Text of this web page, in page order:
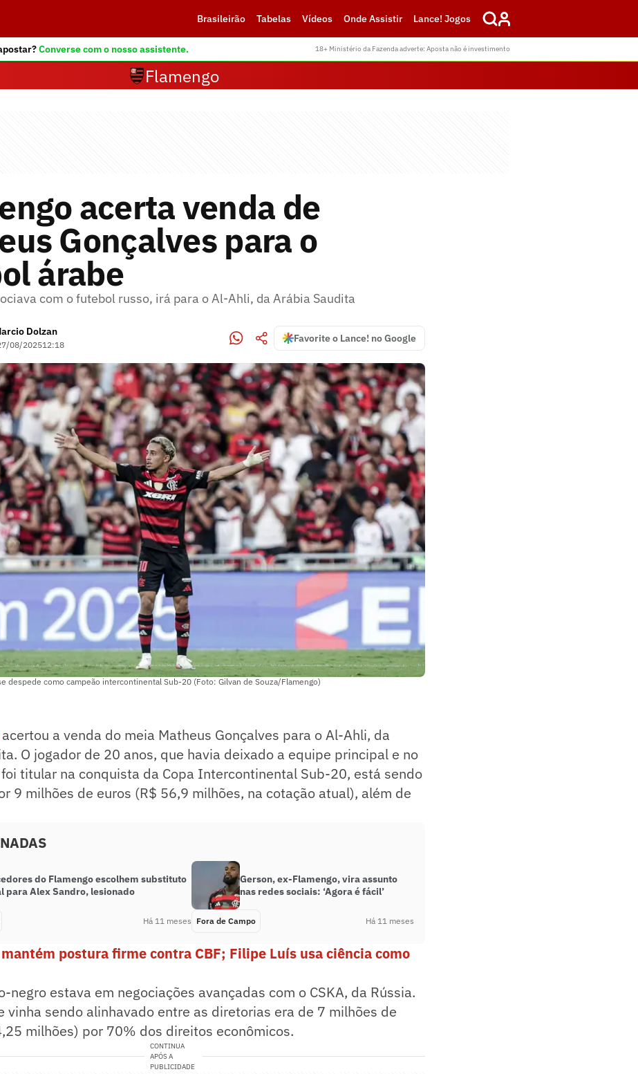
Brasileirão Tabelas Vídeos Onde Assistir Lance! Jogos
Converse com o nosso assistente. 18+ Ministério da Fazenda adverte: Aposta não é investimento
Flamengo
acerta venda de
Gonçalves para o
árabe
com o futebol russo, irá para o Al-Ahli, da Arábia Saudita
Dolzan
08/202512:18
Favorite o Lance! no Google
despede como campeão intercontinental Sub-20 (Foto: Gilvan de Souza/Flamengo)
acertou a venda do meia Matheus Gonçalves para o Al-Ahli, da
O jogador de 20 anos, que havia deixado a equipe principal e no
titular na conquista da Copa Intercontinental Sub-20, está sendo
9 milhões de euros (R$ 56,9 milhões, na cotação atual), além de
do Flamengo escolhem substituto
para Alex Sandro, lesionado
Há 11 meses
Gerson, ex-Flamengo, vira assunto
nas redes sociais: ‘Agora é fácil’
Fora de Campo Há 11 meses
postura firme contra CBF; Filipe Luís usa ciência como
negro estava em negociações avançadas com o CSKA, da Rússia.
vinha sendo alinhavado entre as diretorias era de 7 milhões de
milhões) por 70% dos direitos econômicos.
CONTINUA
APÓS A
PUBLICIDADE